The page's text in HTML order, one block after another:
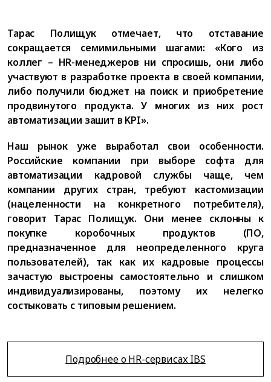
Тарас Полищук отмечает, что отставание
сокращается семимильными шагами: «Кого из
коллег – HR-менеджеров ни спросишь, они либо
участвуют в разработке проекта в своей компании,
либо получили бюджет на поиск и приобретение
продвинутого продукта. У многих из них рост
автоматизации зашит в KPI».
Наш рынок уже выработал свои особенности.
Российские компании при выборе софта для
автоматизации кадровой службы чаще, чем
компании других стран, требуют кастомизации
(нацеленности на конкретного потребителя),
говорит Тарас Полищук. Они менее склонны к
покупке коробочных продуктов (ПО,
предназначенное для неопределенного круга
пользователей), так как их кадровые процессы
зачастую выстроены самостоятельно и слишком
индивидуализированы, поэтому их нелегко
состыковать с типовым решением.
Подробнее о HR-сервисах IBS